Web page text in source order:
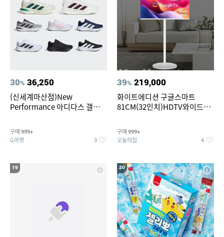
30% 36,250
(신세계마산점)New
Performance 아디다스 갤럭시
구매 999+
G마켓 3
39% 219,000
화이트에디션 구글스마트
81CM(32인치)HDTV와이드무
구매 999+
오늘의집 4
19 20